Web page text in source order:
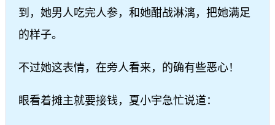
到，她男人吃完人参，和她酣战淋漓，把她满足
的样子。
不过她这表情，在旁人看来，的确有些恶心！
眼看着摊主就要接钱，夏小宇急忙说道：